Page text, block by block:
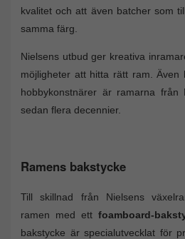
kvalitet och att även batcher som
samma färg.
Nielsens utbud ger kreativa
möjligheter att hitta rätt ram. Även
hobbykonstnärer är ramarna från
sedan flera decennier.
Ramens bakstycke
Till skillnad från Nielsens
ramen med ett foamboard-
bakstycke är specialutvecklat för